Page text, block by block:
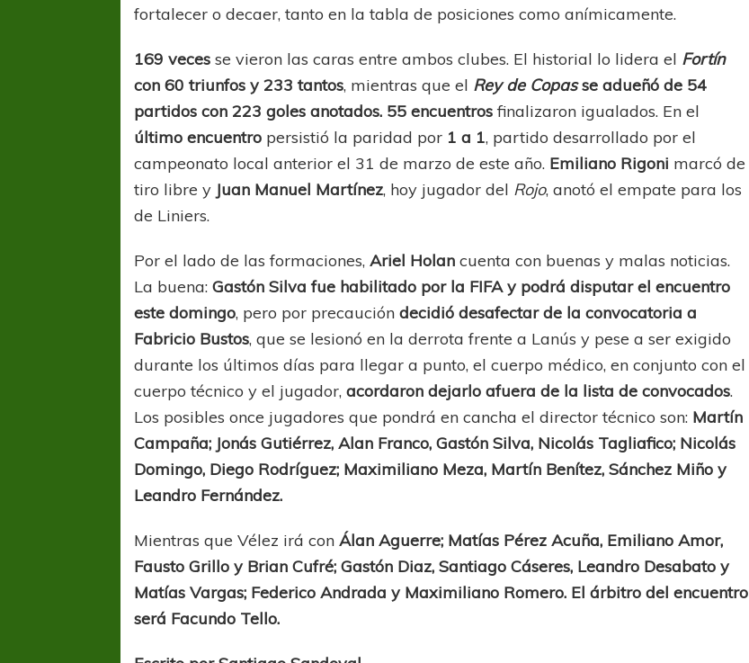
fortalecer o decaer, tanto en la tabla de posiciones como anímicamente.
169 veces se vieron las caras entre ambos clubes. El historial lo lidera el Fortín
con 60 triunfos y 233 tantos, mientras que el Rey de Copasse adueñó de 54
partidos con 223 goles anotados. 55 encuentros finalizaron igualados. En el
último encuentro persistió la paridad por 1 a 1, partido desarrollado por el
campeonato local anterior el 31 de marzo de este año. Emiliano Rigoni marcó de
tiro libre y Juan Manuel Martínez, hoy jugador del Rojo, anotó el empate para los
de Liniers.
Por el lado de las formaciones,Ariel Holan cuenta con buenas y malas noticias.
La buena:Gastón Silva fue habilitado por la FIFA y podrá disputar el encuentro
este domingo, pero por precaucióndecidió desafectar de la convocatoria a
Fabricio Bustos, que se lesionó en la derrota frente a Lanús y pese a ser exigido
durante los últimos días para llegar a punto, el cuerpo médico, en conjunto con el
cuerpo técnico y el jugador,acordaron dejarlo afuera de la lista de convocados.
Los posibles once jugadores que pondrá en cancha el director técnico son: Martín
Campaña; Jonás Gutiérrez, Alan Franco, Gastón Silva, Nicolás Tagliafico; Nicolás
Domingo, Diego Rodríguez; Maximiliano Meza, Martín Benítez, Sánchez Miño y
Leandro Fernández.
Mientras que Vélez irá conÁlan Aguerre; Matías Pérez Acuña, Emiliano Amor,
Fausto Grillo y Brian Cufré; Gastón Diaz, Santiago Cáseres, Leandro Desabato y
Matías Vargas; Federico Andrada y Maximiliano Romero. El árbitro del encuentro
será Facundo Tello.